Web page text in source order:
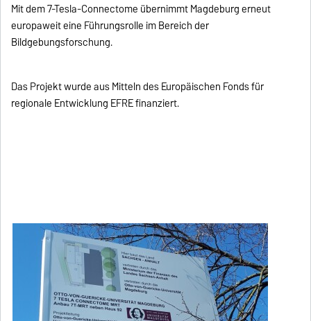
Mit dem 7-Tesla-Connectome übernimmt Magdeburg erneut
europaweit eine Führungsrolle im Bereich der
Bildgebungsforschung.
Das Projekt wurde aus Mitteln des Europäischen Fonds für
regionale Entwicklung EFRE finanziert.